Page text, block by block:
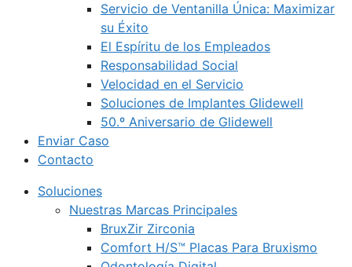
Servicio de Ventanilla Única: Maximizar
su Éxito
El Espíritu de los Empleados
Responsabilidad Social
Velocidad en el Servicio
Soluciones de Implantes Glidewell
50.º Aniversario de Glidewell
Enviar Caso
Contacto
Soluciones
Nuestras Marcas Principales
BruxZir Zirconia
Comfort H/S™ Placas Para Bruxismo